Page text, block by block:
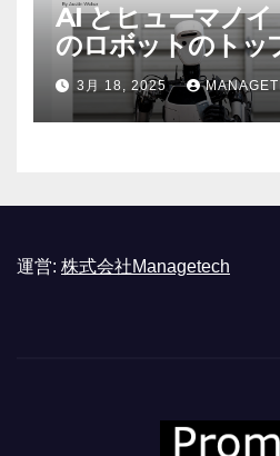
AI とヒューマノ
のロボットのトッ
ASSEMBLY
3月 18, 2025
運営: 株式会社Managetech